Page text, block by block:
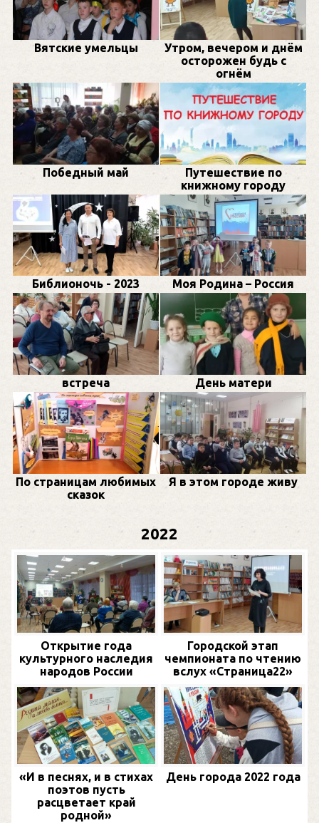
Вятские умельцы
Утром, вечером и днём
осторожен будь с
огнём
Победный май
Путешествие по
книжному городу
Библионочь - 2023 Моя Родина – Россия
встреча День матери
По страницам любимых
сказок
Я в этом городе живу
2022
Открытие года
культурного наследия
народов России
Городской этап
чемпионата по чтению
вслух «Страница22»
«И в песнях, и в стихах
поэтов пусть
расцветает край
родной»
День города 2022 года